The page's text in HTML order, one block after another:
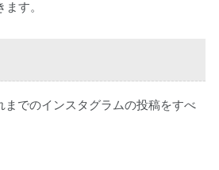
す。
でのインスタグラムの投稿をすべ